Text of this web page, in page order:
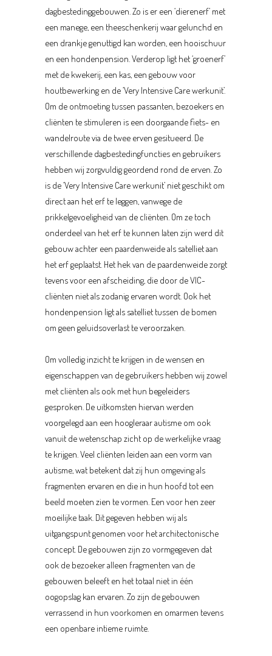
dagbestedinggebouwen. Zo is er een ‘dierenerf’ met
een manege, een theeschenkerij waar gelunchd en
een drankje genuttigd kan worden, een hooischuur
en een hondenpension. Verderop ligt het ‘groenerf’
met de kwekerij, een kas, een gebouw voor
houtbewerking en de ‘Very Intensive Care werkunit’.
Om de ontmoeting tussen passanten, bezoekers en
cliënten te stimuleren is een doorgaande fiets- en
wandelroute via de twee erven gesitueerd. De
verschillende dagbestedingfuncties en gebruikers
hebben wij zorgvuldig geordend rond de erven. Zo
is de ‘Very Intensive Care werkunit’ niet geschikt om
direct aan het erf te leggen, vanwege de
prikkelgevoeligheid van de cliënten. Om ze toch
onderdeel van het erf te kunnen laten zijn werd dit
gebouw achter een paardenweide als satelliet aan
het erf geplaatst. Het hek van de paardenweide zorgt
tevens voor een afscheiding, die door de VIC-
cliënten niet als zodanig ervaren wordt. Ook het
hondenpension ligt als satelliet tussen de bomen
om geen geluidsoverlast te veroorzaken.
Om volledig inzicht te krijgen in de wensen en
eigenschappen van de gebruikers hebben wij zowel
met cliënten als ook met hun begeleiders
gesproken. De uitkomsten hiervan werden
voorgelegd aan een hoogleraar autisme om ook
vanuit de wetenschap zicht op de werkelijke vraag
te krijgen. Veel cliënten leiden aan een vorm van
autisme, wat betekent dat zij hun omgeving als
fragmenten ervaren en die in hun hoofd tot een
beeld moeten zien te vormen. Een voor hen zeer
moeilijke taak. Dit gegeven hebben wij als
uitgangspunt genomen voor het architectonische
concept. De gebouwen zijn zo vormgegeven dat
ook de bezoeker alleen fragmenten van de
gebouwen beleeft en het totaal niet in één
oogopslag kan ervaren. Zo zijn de gebouwen
verrassend in hun voorkomen en omarmen tevens
een openbare intieme ruimte.